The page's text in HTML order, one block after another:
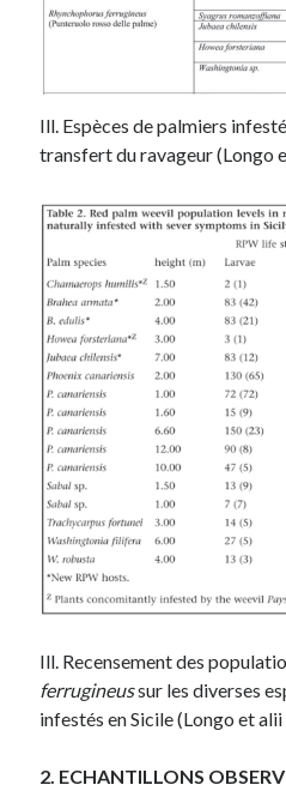
Ill. Espèces de palmiers
transfert du ravageur (Longo
Ill. Recensement des
ferrugineussur les diverses
infestés en Sicile (Longo et
2. ECHANTILLONS